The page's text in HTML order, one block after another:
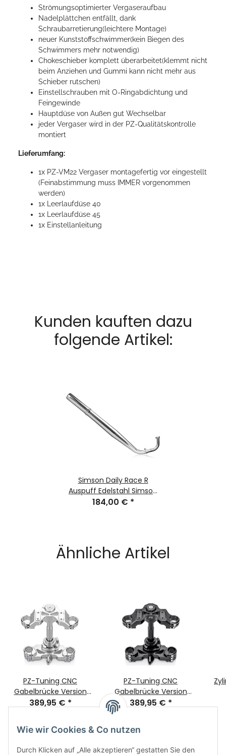
Strömungsoptimierter Vergaseraufbau
Nadelplättchen entfällt, dank
Schraubarretierung(leichtere Montage)
neuer Kunststoffschwimmer(kein Biegen des
Schwimmers mehr notwendig)
Chokeschieber komplett überarbeitet(klemmt nicht
beim Anziehen und Gummi kann nicht mehr aus
Schieber rutschen)
Einstellschrauben mit O-Ringabdichtung und
Feingewinde
Hauptdüse von Außen gut Wechselbar
jeder Vergaser wird in der PZ-Qualitätskontrolle
montiert
Lieferumfang:
1x PZ-VM22 Vergaser montagefertig vor eingestellt
(Feinabstimmung muss IMMER vorgenommen
werden)
1x Leerlaufdüse 40
1x Leerlaufdüse 45
1x Einstellanleitung
Kunden kauften dazu
folgende Artikel:
Simson Daily Race R
Auspuff Edelstahl Simson
S51 | Schwalbe KR51/2 l
184,00 € *
Ähnliche Artikel
PZ-Tuning CNC
Gabelbrücke Version
2025 | Silber | inkl.
Simson S51, S70, S70 ,
S53, S83
389,95 € *
PZ-Tuning CNC
Gabelbrücke Version
2025 | Schwarz | inkl.
Teilegutachten für
S53, S83
389,95 € *
Wie wir Cookies & Co nutzen
Durch Klicken auf „Alle akzeptieren“ gestatten Sie den